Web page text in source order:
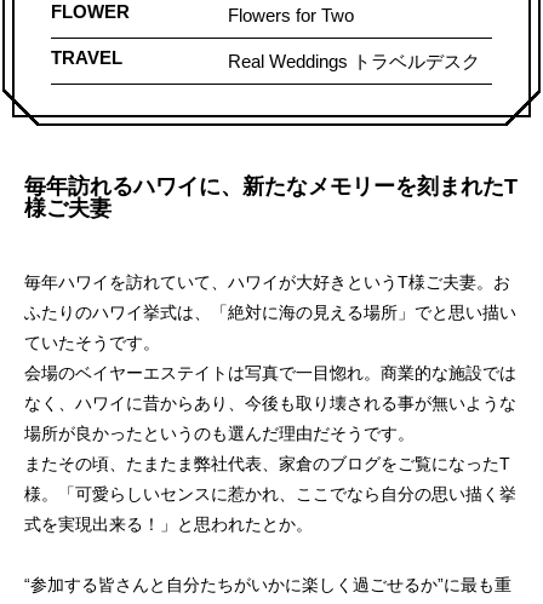
FLOWER Flowers for Two
TRAVEL Real Weddings トラベルデスク
毎年訪れるハワイに、新たなメモリーを刻まれたT
様ご夫妻
毎年ハワイを訪れていて、ハワイが大好きというT様ご夫妻。お
ふたりのハワイ挙式は、「絶対に海の見える場所」でと思い描い
ていたそうです。
会場のベイヤーエステイトは写真で一目惚れ。商業的な施設では
なく、ハワイに昔からあり、今後も取り壊される事が無いような
場所が良かったというのも選んだ理由だそうです。
またその頃、たまたま弊社代表、家倉のブログをご覧になったT
様。「可愛らしいセンスに惹かれ、ここでなら自分の思い描く挙
式を実現出来る！」と思われたとか。
“参加する皆さんと自分たちがいかに楽しく過ごせるか”に最も重